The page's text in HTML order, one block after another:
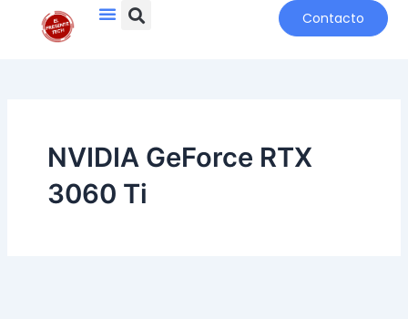
MenuSearch Contacto
NVIDIA GeForce RTX
3060 Ti